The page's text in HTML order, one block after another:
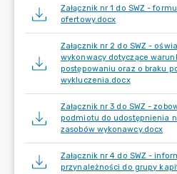
Załącznik nr 1 do SWZ -
ofertowy.docx
Załącznik nr 2 do SWZ -
wykonwacy dotyczące
postępowaniu oraz o braku
wykluczenia.docx
Załącznik nr 3 do SWZ -
podmiotu do udostępnienia
zasobów wykonawcy.docx
Załącznik nr 4 do SWZ -
przynależności do grupy